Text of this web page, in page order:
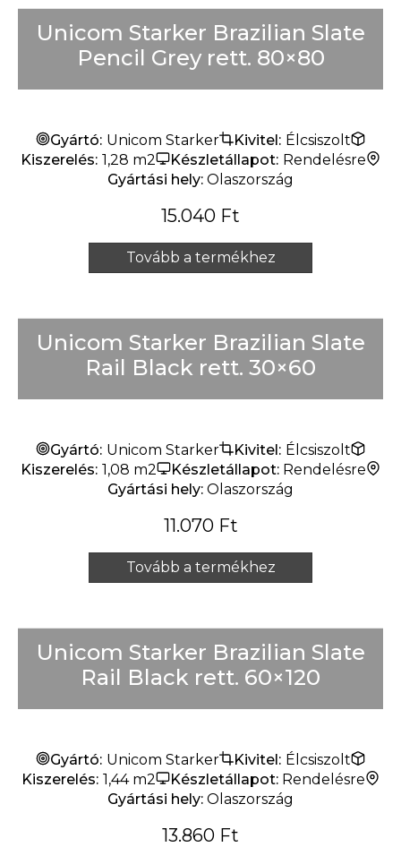
Unicom Starker Brazilian Slate
Pencil Grey rett. 80×80
Gyártó: Unicom Starker Kivitel: Élcsiszolt
Kiszerelés: 1,28 m2 Készletállapot: Rendelésre
Gyártási hely: Olaszország
15.040 Ft
Tovább a termékhez
Unicom Starker Brazilian Slate
Rail Black rett. 30×60
Gyártó: Unicom Starker Kivitel: Élcsiszolt
Kiszerelés: 1,08 m2 Készletállapot: Rendelésre
Gyártási hely: Olaszország
11.070 Ft
Tovább a termékhez
Unicom Starker Brazilian Slate
Rail Black rett. 60×120
Gyártó: Unicom Starker Kivitel: Élcsiszolt
Kiszerelés: 1,44 m2 Készletállapot: Rendelésre
Gyártási hely: Olaszország
13.860 Ft